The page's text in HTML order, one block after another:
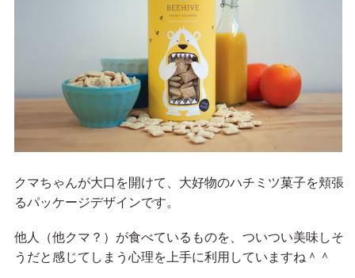
クマちゃんが大口を開けて、大好物のハチミツ菓子を頬張
るパッケージデザインです。
他人（他クマ？）が食べているものを、ついつい美味しそ
うだと感じてしまう心理を上手に利用していますね＾＾